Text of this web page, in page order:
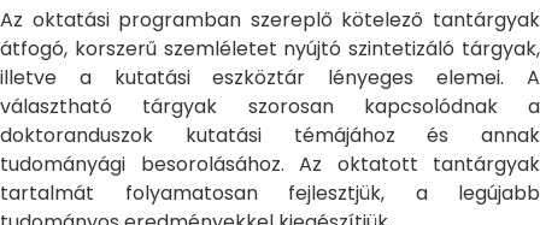
Az oktatási programban szereplő kötelező tantárgyak
átfogó, korszerű szemléletet nyújtó szintetizáló tárgyak,
illetve a kutatási eszköztár lényeges elemei. A
választható tárgyak szorosan kapcsolódnak a
doktoranduszok kutatási témájához és annak
tudományági besorolásához. Az oktatott tantárgyak
tartalmát folyamatosan fejlesztjük, a legújabb